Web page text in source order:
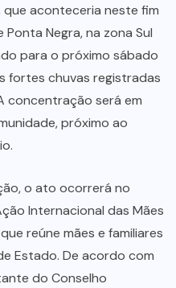
que aconteceria neste fim
Ponta Negra, na zona Sul
para o próximo sábado
fortes chuvas registradas
concentração será em
próximo ao
o ato ocorrerá no
Internacional das Mães
reúne mães e familiares
Estado. De acordo com
do Conselho